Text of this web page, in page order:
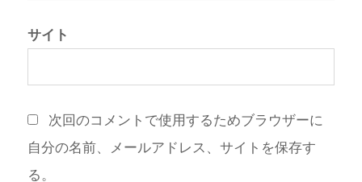
サイト
次回のコメントで使用するためブラウザーに
自分の名前、メールアドレス、サイトを保存す
る。